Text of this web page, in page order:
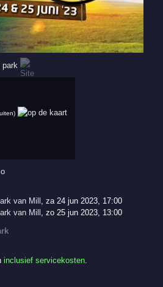
park
van Mill ,za 24 jun 2023, 17:00
van Mill ,zo 25 jun 2023, 13:00
inclusief servicekosten